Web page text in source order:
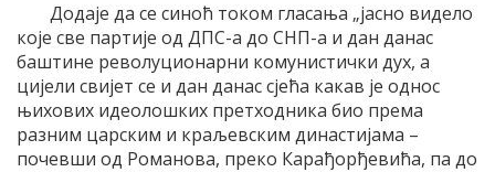
Додаје да се синоћ током гласања „јасно видело
које све партије од ДПС-а до СНП-а и дан данас
баштине револуционарни комунистички дух, а
цијели свијет се и дан данас сјећа какав је однос
њихових идеолошких претходника био према
разним царским и краљевским династијама –
почевши од Романова, преко Карађорђевића, па до